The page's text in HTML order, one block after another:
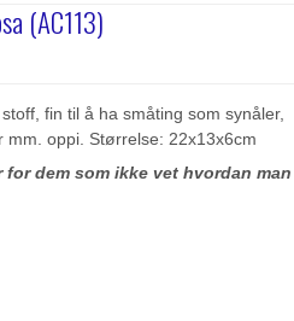
(AC113)
fin til å ha småting som synåler,
mm. oppi. Størrelse: 22x13x6cm
for dem som ikke vet hvordan man